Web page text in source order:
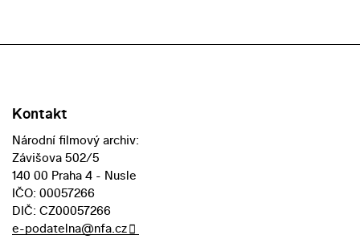
Kontakt
Národní filmový archiv:
Závišova 502/5
140 00 Praha 4 - Nusle
IČO: 00057266
DIČ: CZ00057266
e-podatelna@nfa.cz